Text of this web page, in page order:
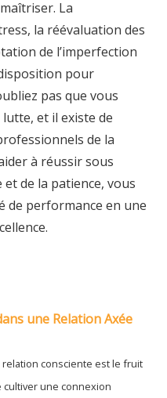
La
la réévaluation des
de l’imperfection
pour
pas que vous
lutte, et il existe de
de la
à réussir sous
de la patience, vous
de performance en une
une Relation Axée
consciente est le fruit
cultiver une connexion